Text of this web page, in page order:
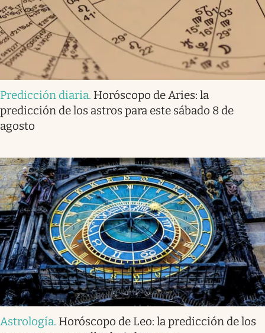
Predicción diaria. Horóscopo de Aries: la
predicción de los astros para este sábado 8 de
agosto
Astrología. Horóscopo de Leo: la predicción de los